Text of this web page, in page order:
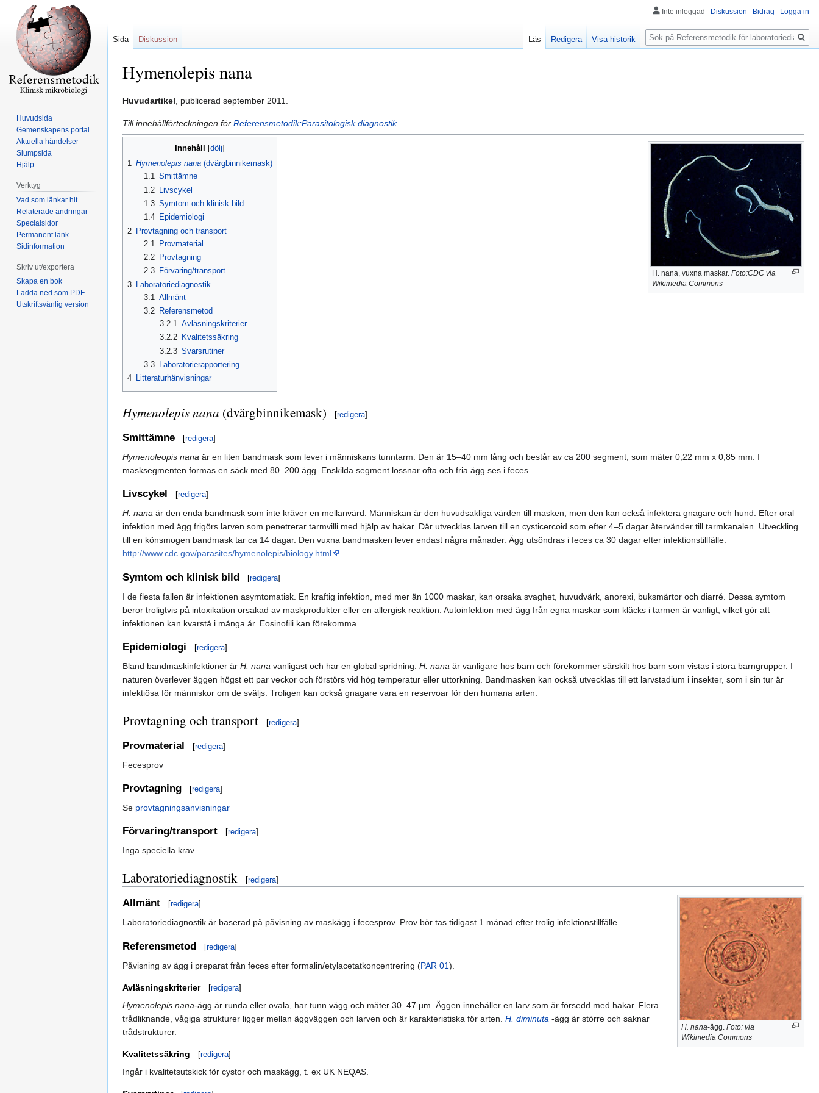
Hymenolepis nana
Hoppa
till
navigering
Hoppa
till
sök
Huvudartikel, publicerad september 2011.
Till innehållförteckningen för Referensmetodik:Parasitologisk diagnostik
H. nana, vuxna maskar. Foto:CDC via
Wikimedia Commons
Innehåll
1 Hymenolepis nana (dvärgbinnikemask)
1.1 Smittämne
1.2 Livscykel
1.3 Symtom och klinisk bild
1.4
Epidemiologi
2 Provtagning och transport
2.1
Provmaterial
2.2
Provtagning
2.3
Förvaring/transport
3 Laboratoriediagnostik
3.1 Allmänt
3.2
Referensmetod
3.2.1
Avläsningskriterier
3.2.2 Kvalitetssäkring
3.2.3 Svarsrutiner
3.3
Laboratorierapportering
4 Litteraturhänvisningar
Hymenolepis nana (dvärgbinnikemask) [redigera]
Smittämne [redigera]
Hymenoleopis nana är en liten bandmask som lever i människans tunntarm. Den är 15–40 mm lång och består av ca 200 segment, som mäter 0,22 mm x 0,85 mm. I
masksegmenten formas en säck med 80–200 ägg. Enskilda segment lossnar ofta och fria ägg ses i feces.
Livscykel [redigera]
H. nana är den enda bandmask som inte kräver en mellanvärd. Människan är den huvudsakliga värden till masken, men den kan också infektera gnagare och hund. Efter oral
infektion med ägg frigörs larven som penetrerar tarmvilli med hjälp av hakar. Där utvecklas larven till en cysticercoid som efter 4–5 dagar återvänder till tarmkanalen. Utveckling
till en könsmogen bandmask tar ca 14 dagar. Den vuxna bandmasken lever endast några månader. Ägg utsöndras i feces ca 30 dagar efter infektionstillfälle.
http://www.cdc.gov/parasites/hymenolepis/biology.html
Symtom och klinisk bild [redigera]
I de flesta fallen är infektionen asymtomatisk. En kraftig infektion, med mer än 1000 maskar, kan orsaka svaghet, huvudvärk, anorexi, buksmärtor och diarré. Dessa symtom
beror troligtvis på intoxikation orsakad av maskprodukter eller en allergisk reaktion. Autoinfektion med ägg från egna maskar som kläcks i tarmen är vanligt, vilket gör att
infektionen kan kvarstå i många år. Eosinofili kan förekomma.
Epidemiologi [redigera]
Bland bandmaskinfektioner är H. nana vanligast och har en global spridning. H. nana är vanligare hos barn och förekommer särskilt hos barn som vistas i stora barngrupper. I
naturen överlever äggen högst ett par veckor och förstörs vid hög temperatur eller uttorkning. Bandmasken kan också utvecklas till ett larvstadium i insekter, som i sin tur är
infektiösa för människor om de sväljs. Troligen kan också gnagare vara en reservoar för den humana arten.
Provtagning och transport [redigera]
Provmaterial [redigera]
Fecesprov
Provtagning [redigera]
Se provtagningsanvisningar
Förvaring/transport [redigera]
Inga speciella krav
Laboratoriediagnostik [redigera]
H. nana-ägg. Foto: via
Wikimedia Commons
Allmänt [redigera]
Laboratoriediagnostik är baserad på påvisning av maskägg i fecesprov. Prov bör tas tidigast 1 månad efter trolig infektionstillfälle.
Referensmetod [redigera]
Påvisning av ägg i preparat från feces efter formalin/etylacetatkoncentrering (PAR 01).
Avläsningskriterier [redigera]
Hymenolepis nana-ägg är runda eller ovala, har tunn vägg och mäter 30–47 µm. Äggen innehåller en larv som är försedd med hakar. Flera
trådliknande, vågiga strukturer ligger mellan äggväggen och larven och är karakteristiska för arten. H. diminuta -ägg är större och saknar
trådstrukturer.
Kvalitetssäkring [redigera]
Ingår i kvalitetsutskick för cystor och maskägg, t. ex UK NEQAS.
Inte inloggad Diskussion Bidrag Logga in
Sida Diskussion Läs Redigera Visa historik
Sök
Huvudsida
Gemenskapens portal
Aktuella händelser
Slumpsida
Hjälp
Verktyg
Vad som länkar hit
Relaterade ändringar
Specialsidor
Permanent länk
Sidinformation
Skriv ut/exportera
Skapa en bok
Ladda ned som PDF
Utskriftsvänlig version